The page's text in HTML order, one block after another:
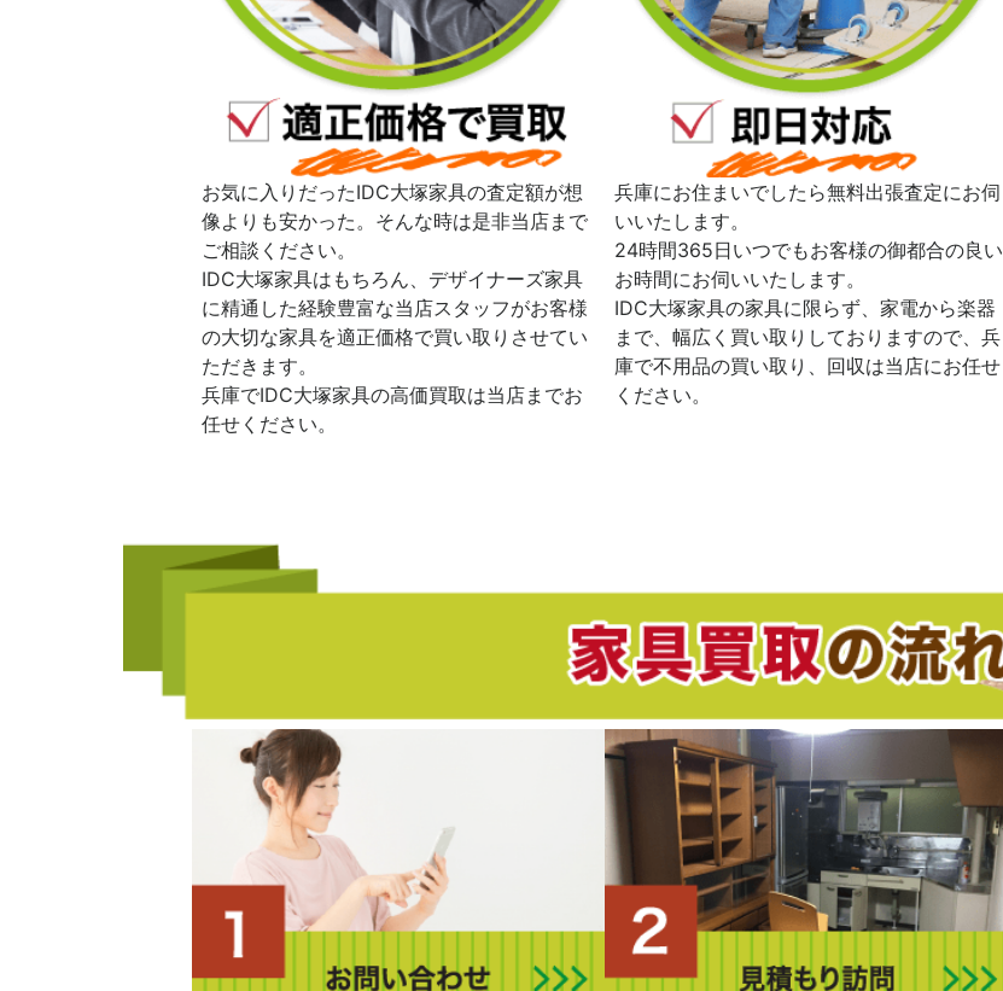
お気に入りだったIDC大塚家具の査定額が想
像よりも安かった。そんな時は是非当店まで
ご相談ください。
IDC大塚家具はもちろん、デザイナーズ家具
に精通した経験豊富な当店スタッフがお客様
の大切な家具を適正価格で買い取りさせてい
ただきます。
兵庫でIDC大塚家具の高価買取は当店までお
任せください。
兵庫にお住まいでしたら無料出張査定にお伺
いいたします。
24時間365日いつでもお客様の御都合の良い
お時間にお伺いいたします。
IDC大塚家具の家具に限らず、家電から楽器
まで、幅広く買い取りしておりますので、兵
庫で不用品の買い取り、回収は当店にお任せ
ください。